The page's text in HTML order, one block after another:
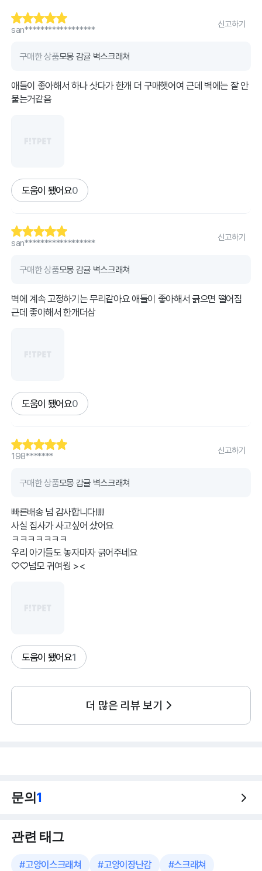
san******************
신고하기
구매한 상품모몽 감귤 벽스크래쳐
애들이 좋아해서 하나 삿다가 한개 더 구매햇어여 근데 벽에는 잘 안
붙는거같음
도움이 됐어요0
san******************
신고하기
구매한 상품모몽 감귤 벽스크래쳐
벽에 계속 고정하기는 무리같아요 애들이 좋아해서 긁으면 떨어짐
근데 좋아해서 한개더삼
도움이 됐어요0
198*******
신고하기
구매한 상품모몽 감귤 벽스크래쳐
빠른배송 넘 감사합니다!!!!
사실 집사가 사고싶어 샀어요
ㅋㅋㅋㅋㅋㅋㅋ
우리 아가들도 놓자마자 긁어주네요
♡♡넘모 귀여웡 ><
도움이 됐어요1
더 많은 리뷰 보기
문의1
관련 태그
#고양이스크래쳐 #고양이장난감 #스크래쳐